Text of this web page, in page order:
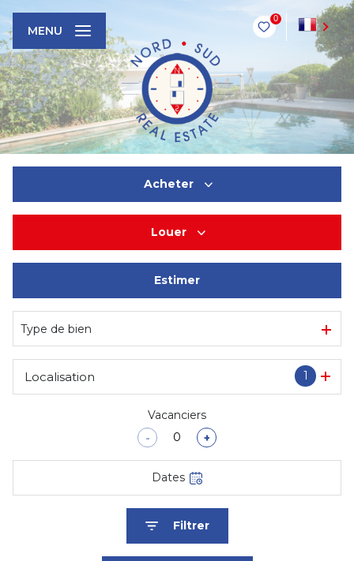
0
FR
MENU
Acheter
Louer
Estimer
Type de bien
1
Localisation
Vacanciers
-
+
Dates
Filtrer